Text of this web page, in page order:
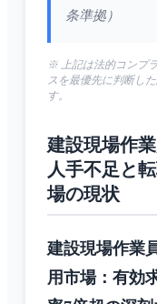
条準拠）
※ 上記は法的コンプ
スを最優先に判断し
す。
建設現場作
人手不足と
場の現状
建設現場作業
用市場：有効